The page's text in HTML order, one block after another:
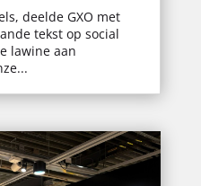
deelde GXO met
tekst op social
lawine aan